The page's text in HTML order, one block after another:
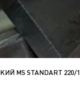
MS STANDART 220/